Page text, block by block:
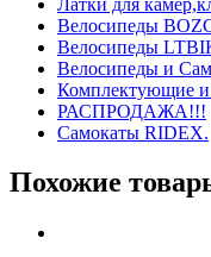
Велосипеды
Велосипеды
Велосипеды и
Комплектующие и
РАСПРОДАЖА!!!
Самокаты RIDEX.
Похожие